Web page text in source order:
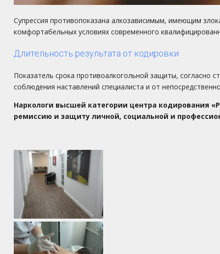
Супрессия противопоказана алкозависимым, имеющим
комфортабельных условиях современного
Длительность результата от кодировки
Показатель срока противоалкогольной защиты, согласно
соблюдения наставлений специалиста и от
Наркологи высшей категории центра кодирования
ремиссию и защиту личной, социальной и